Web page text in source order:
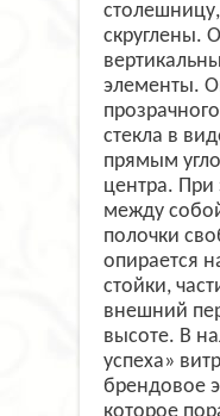
скруглены.
элементы.
стекла в
прямым
центра.
между
полочки
опирается
стойки,
внешний
высоте. В
успеха»
брендовое